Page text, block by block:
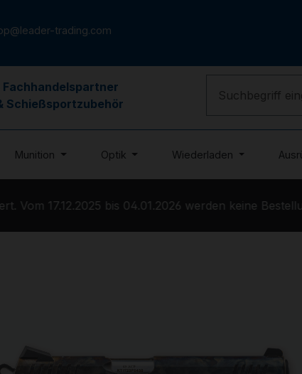
trading.com
Schießsportzubehör
Munition Optik Wiederladen
17.12.2025 bis 04.01.2026 werden keine